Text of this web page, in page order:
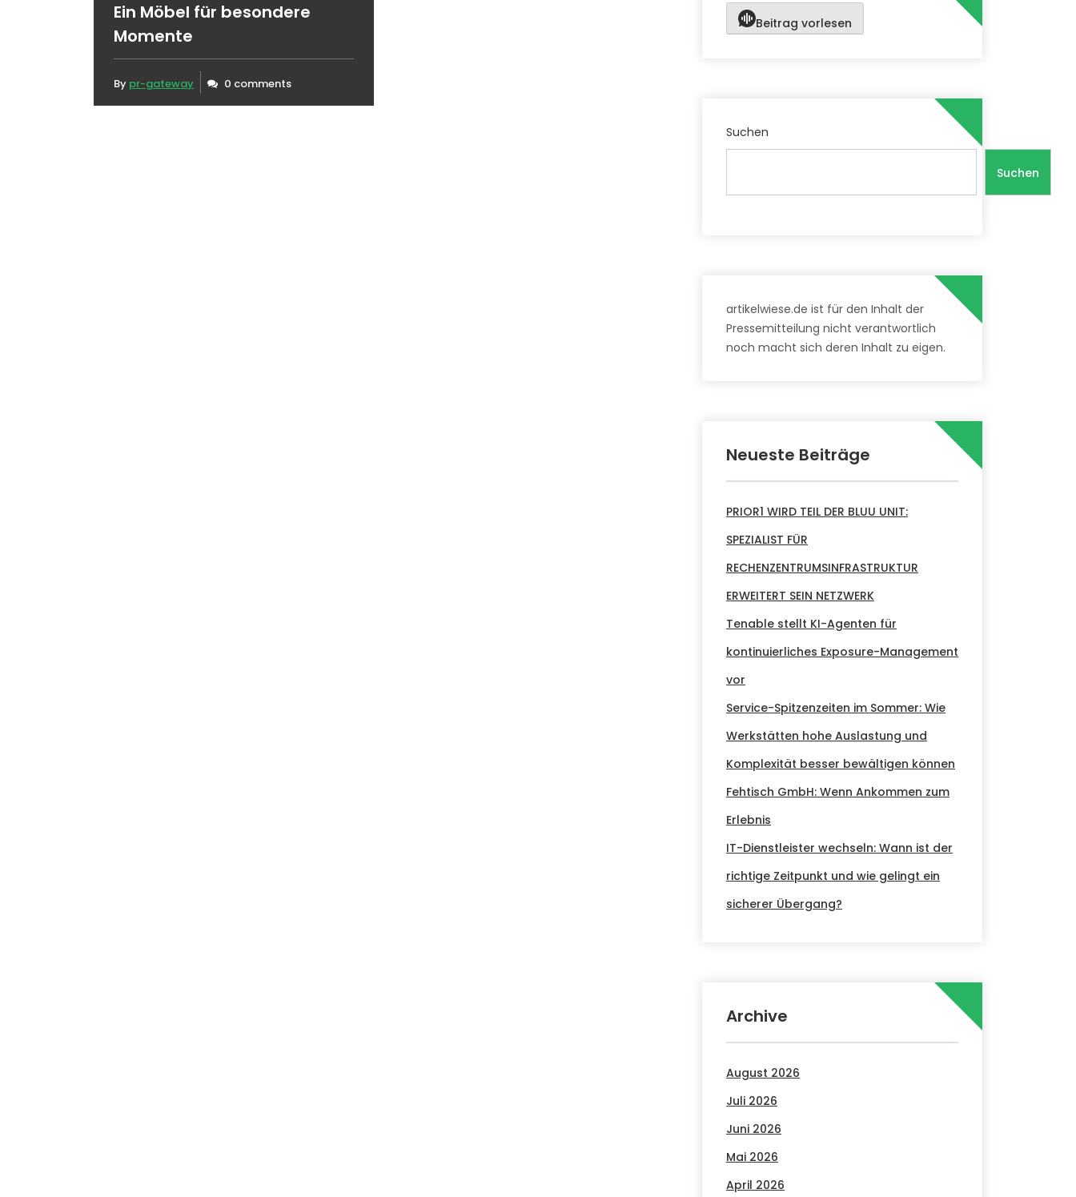
Ein Möbel für besondere
Momente
By pr-gateway 0 comments
Beitrag vorlesen
Suchen
Suchen
artikelwiese.de ist für den Inhalt der
Pressemitteilung nicht verantwortlich
noch macht sich deren Inhalt zu eigen.
Neueste Beiträge
PRIOR1 WIRD TEIL DER BLUU UNIT:
SPEZIALIST FÜR
RECHENZENTRUMSINFRASTRUKTUR
ERWEITERT SEIN NETZWERK
Tenable stellt KI-Agenten für
kontinuierliches Exposure-Management
vor
Service-Spitzenzeiten im Sommer: Wie
Werkstätten hohe Auslastung und
Komplexität besser bewältigen können
Fehtisch GmbH: Wenn Ankommen zum
Erlebnis
IT-Dienstleister wechseln: Wann ist der
richtige Zeitpunkt und wie gelingt ein
sicherer Übergang?
Archive
August 2026
Juli 2026
Juni 2026
Mai 2026
April 2026